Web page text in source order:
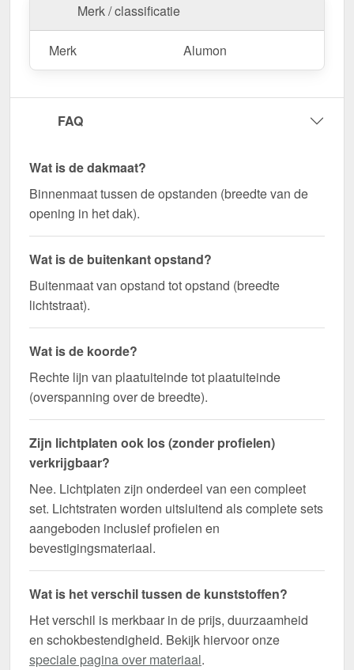
Merk / classificatie
Merk Alumon
FAQ
Wat is de dakmaat?
Binnenmaat tussen de opstanden (breedte van de
opening in het dak).
Wat is de buitenkant opstand?
Buitenmaat van opstand tot opstand (breedte
lichtstraat).
Wat is de koorde?
Rechte lijn van plaatuiteinde tot plaatuiteinde
(overspanning over de breedte).
Zijn lichtplaten ook los (zonder profielen)
verkrijgbaar?
Nee. Lichtplaten zijn onderdeel van een compleet
set. Lichtstraten worden uitsluitend als complete sets
aangeboden inclusief profielen en
bevestigingsmateriaal.
Wat is het verschil tussen de kunststoffen?
Het verschil is merkbaar in de prijs, duurzaamheid
en schokbestendigheid. Bekijk hiervoor onze
speciale pagina over materiaal.